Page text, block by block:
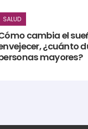
SALUD
cambia el
¿cuánto
mayores?